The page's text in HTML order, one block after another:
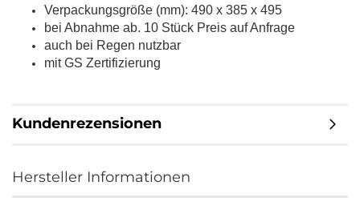
Verpackungsgröße (mm): 490 x 385 x 495
bei Abnahme ab. 10 Stück Preis auf Anfrage
auch bei Regen nutzbar
mit GS Zertifizierung
Kundenrezensionen
Hersteller Informationen